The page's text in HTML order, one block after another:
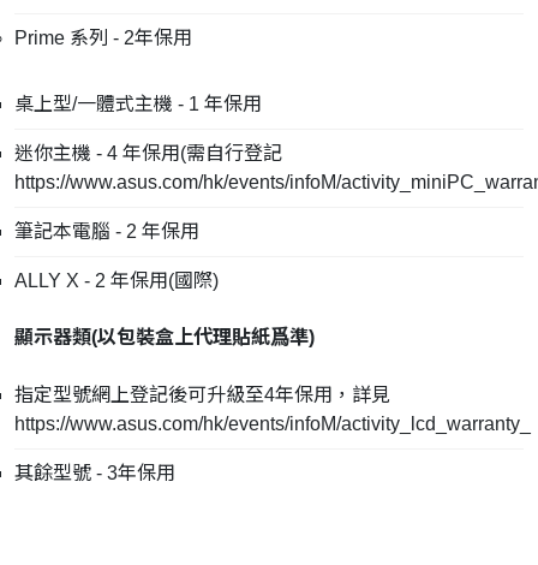
Prime 系列 - 2年保用
桌上型/一體式主機 - 1 年保用
迷你主機 - 4 年保用(需自行登記
https://www.asus.com/hk/events/infoM/
筆記本電腦 - 2 年保用
ALLY X - 2 年保用(國際)
顯示器類(以包裝盒上代理貼紙爲準)
指定型號網上登記後可升級至4年保用，詳見
https://www.asus.com/hk/events/infoM/activity_lcd_warranty_
其餘型號 - 3年保用